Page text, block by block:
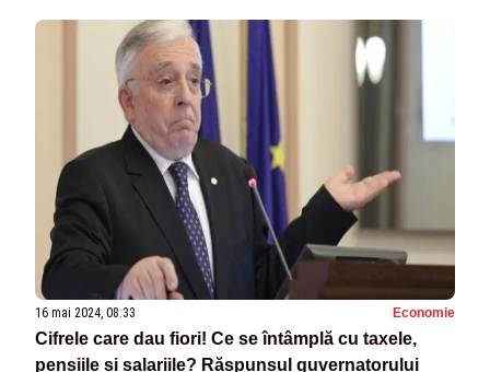
16 mai 2024, 08:33 Economie
Cifrele care dau fiori! Ce se întâmplă cu taxele,
pensiile și salariile? Răspunsul guvernatorului